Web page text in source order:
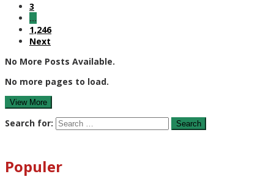
3
…
1,246
Next
No More Posts Available.
No more pages to load.
View More
Search for:
Populer